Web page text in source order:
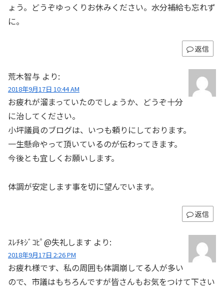
ょう。どうぞゆっくりお休みください。水分補給も忘れず
に。
返信
荒木智与 より:
2018年9月17日 10:44 AM
お疲れが溜まっていたのでしょうか、どうぞ十分
に治してください。
小坪議員のブログは、いつも頼りにしております。
一生懸命やって頂いているのが伝わってきます。
今後とも宜しくお願いします。
体調が安定します事を切に望んでいます。
返信
ｽﾚﾁｷｼﾞｺﾋﾟ@失礼します より:
2018年9月17日 2:26 PM
お疲れ様です、私の周囲も体調崩してる人が多い
ので、市議はもちろんですが皆さんもお気をつけて下さい